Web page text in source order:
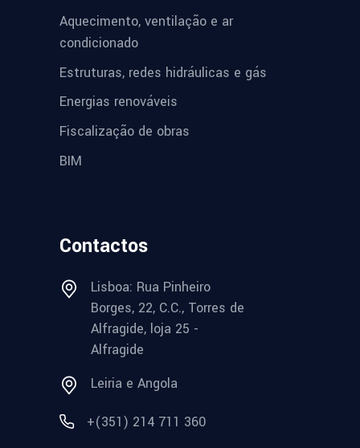
Aquecimento, ventilação e ar
condicionado
Estruturas, redes hidráulicas e gás
Energias renováveis
Fiscalização de obras
BIM
Contactos
Lisboa: Rua Pinheiro
Borges, 22, C.C., Torres de
Alfragide, loja 25 -
Alfragide
Leiria e Angola
+(351) 214 711 360